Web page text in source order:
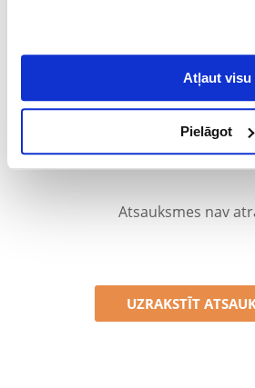
Atļaut visu
Pielāgot
Tikai reģistrēti FERA24.LV klienti, kuri ir
vidējais no visiem vērtējumiem. Pēc
publicēsim gan pozitīvus, gan negatīvus
Atsauksmes nav
UZRAKSTĪT